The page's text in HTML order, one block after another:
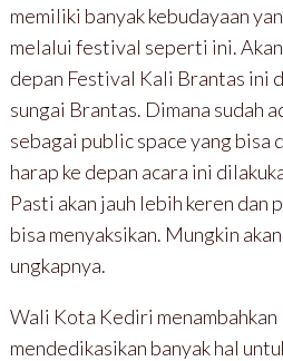
memiliki banyak kebudayaan
melalui festival seperti ini.
depan Festival Kali Brantas ini
sungai Brantas. Dimana sudah
sebagai public space yang bisa
harap ke depan acara ini
Pasti akan jauh lebih keren dan
bisa menyaksikan. Mungkin
ungkapnya.
Wali Kota Kediri
mendedikasikan banyak hal